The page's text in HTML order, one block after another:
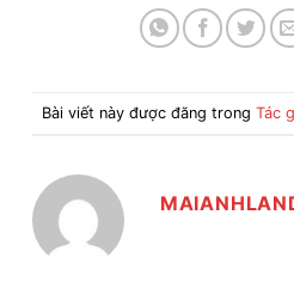
Bài viết này được đăng trong Tác